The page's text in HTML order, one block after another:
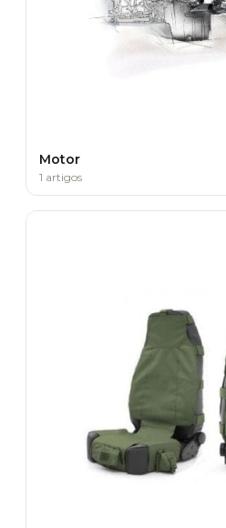
Motor
1 artigos